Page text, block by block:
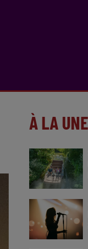
À LA UNE